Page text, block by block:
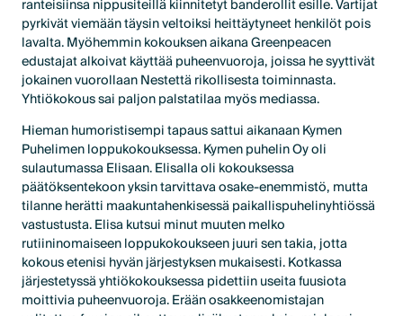
ranteisiinsa nippusiteillä kiinnitetyt banderollit esille. Vartijat
pyrkivät viemään täysin veltoiksi heittäytyneet henkilöt pois
lavalta. Myöhemmin kokouksen aikana Greenpeacen
edustajat alkoivat käyttää puheenvuoroja, joissa he syyttivät
jokainen vuorollaan Nestettä rikollisesta toiminnasta.
Yhtiökokous sai paljon palstatilaa myös mediassa.
Hieman humoristisempi tapaus sattui aikanaan Kymen
Puhelimen loppukokouksessa. Kymen puhelin Oy oli
sulautumassa Elisaan. Elisalla oli kokouksessa
päätöksentekoon yksin tarvittava osake-enemmistö, mutta
tilanne herätti maakuntahenkisessä paikallispuhelinyhtiössä
vastustusta. Elisa kutsui minut muuten melko
rutiininomaiseen loppukokoukseen juuri sen takia, jotta
kokous etenisi hyvän järjestyksen mukaisesti. Kotkassa
järjestetyssä yhtiökokouksessa pidettiin useita fuusiota
moittivia puheenvuoroja. Erään osakkeenomistajan